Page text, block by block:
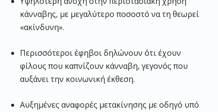
κάνναβης, με μεγαλύτερο ποσοστό να τη θεωρεί
«ακίνδυνη».
Περισσότεροι έφηβοι δηλώνουν ότι έχουν
φίλους που καπνίζουν κάνναβη, γεγονός που
αυξάνει την κοινωνική έκθεση.
Αυξημένες αναφορές μετακίνησης με οδηγό υπό